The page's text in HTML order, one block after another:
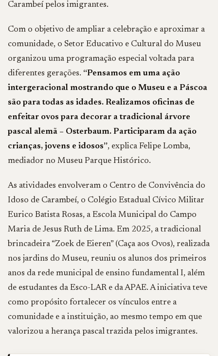
Carambeí pelos imigrantes.
Com o objetivo de ampliar a celebração e aproximar a
comunidade, o Setor Educativo e Cultural do Museu
organizou uma programação especial voltada para
diferentes gerações. “Pensamos em uma ação
intergeracional mostrando que o Museu e a Páscoa
são para todas as idades. Realizamos oficinas de
enfeitar ovos para decorar a tradicional árvore
pascal alemã – Osterbaum. Participaram da ação
crianças, jovens e idosos”, explica Felipe Lomba,
mediador no Museu Parque Histórico.
As atividades envolveram o Centro de Convivência do
Idoso de Carambeí, o Colégio Estadual Cívico Militar
Eurico Batista Rosas, a Escola Municipal do Campo
Maria de Jesus Ruth de Lima. Em 2025, a tradicional
brincadeira “Zoek de Eieren” (Caça aos Ovos), realizada
nos jardins do Museu, reuniu os alunos dos primeiros
anos da rede municipal de ensino fundamental I, além
de estudantes da Esco-LAR e da APAE. A iniciativa teve
como propósito fortalecer os vínculos entre a
comunidade e a instituição, ao mesmo tempo em que
valorizou a herança pascal trazida pelos imigrantes.